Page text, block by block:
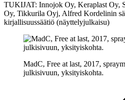
TUKIJAT: Innojok Oy, Keraplast Oy,
Oy, Tikkurila Oyj, Alfred Kordelinin
kirjallisuussäätiö (näyttelyjulkaisu)
MadC, Free at last, 2017,
julkisivuun, yksityiskohta.